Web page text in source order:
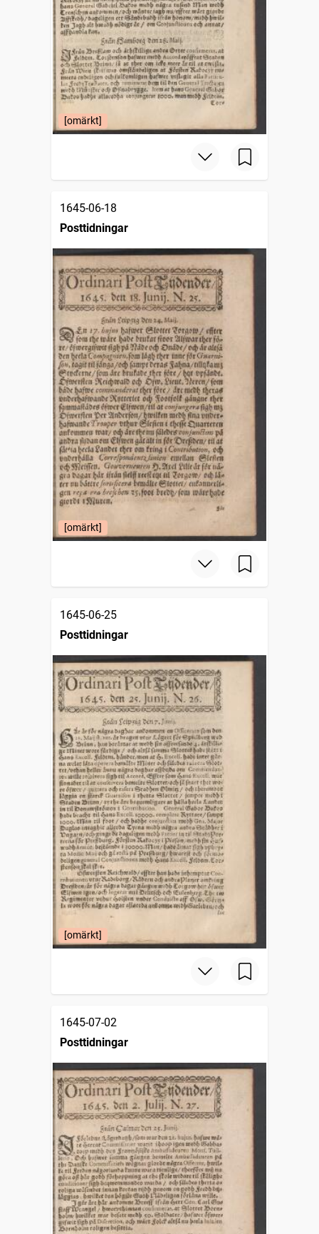
[omärkt]
1645-06-18
Posttidningar
[omärkt]
1645-06-25
Posttidningar
[omärkt]
1645-07-02
Posttidningar